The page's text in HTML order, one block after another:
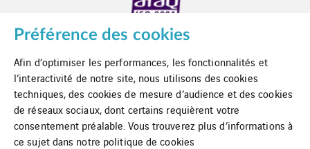
Contact
Préférence des cookies
Afin d’optimiser les performances, les fonctionnalités et
l’interactivité de notre site, nous utilisons des cookies
techniques, des cookies de mesure d’audience et des cookies
de réseaux sociaux, dont certains requièrent votre
consentement préalable. Vous trouverez plus d’informations à
ce sujet dans notre politique de cookies